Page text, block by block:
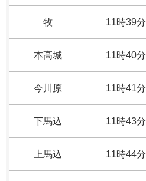
牧 11時39分
本高城 11時40分
今川原 11時41分
下馬込 11時43分
上馬込 11時44分